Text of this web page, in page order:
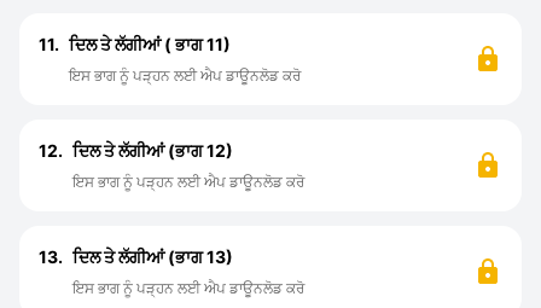
11. ਦਿਲ ਤੇ ਲੱਗੀਆਂ ( ਭਾਗ 11)
ਇਸ ਭਾਗ ਨੂੰ ਪੜ੍ਹਨ ਲਈ ਐਪ ਡਾਊਨਲੋਡ ਕਰੋ
12. ਦਿਲ ਤੇ ਲੱਗੀਆਂ (ਭਾਗ 12)
ਇਸ ਭਾਗ ਨੂੰ ਪੜ੍ਹਨ ਲਈ ਐਪ ਡਾਊਨਲੋਡ ਕਰੋ
13. ਦਿਲ ਤੇ ਲੱਗੀਆਂ (ਭਾਗ 13)
ਇਸ ਭਾਗ ਨੂੰ ਪੜ੍ਹਨ ਲਈ ਐਪ ਡਾਊਨਲੋਡ ਕਰੋ